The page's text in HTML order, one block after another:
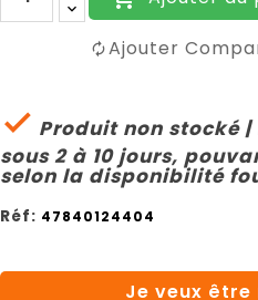
Ajouter
 Produit non stocké
sous 2 à 10 jours,
selon la disponibilité
Réf: 47840124404
Je veux